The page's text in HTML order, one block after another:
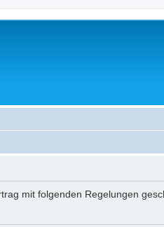
mit folgenden Regelungen